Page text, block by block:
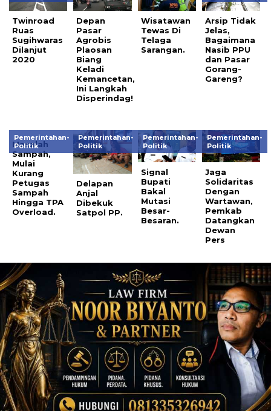
Twinroad
Ruas
Sugihwaras
Dilanjut
2020
Depan
Pasar
Agrobis
Plaosan
Biang
Keladi
Kemancetan,
Ini Langkah
Disperindag!
Wisatawan
Tewas Di
Telaga
Sarangan.
Arsip Tidak
Jelas,
Bagaimana
Nasib PPU
dan Pasar
Gorang-
Gareng?
Pemerintahan-
Politik
Masalah
Sampah,
Mulai
Kurang
Petugas
Sampah
Hingga TPA
Overload.
Pemerintahan-
Politik
Delapan
Anjal
Dibekuk
Satpol PP.
Pemerintahan-
Politik
Signal
Bupati
Bakal
Mutasi
Besar-
Besaran.
Pemerintahan-
Politik
Jaga
Solidaritas
Dengan
Wartawan,
Pemkab
Datangkan
Dewan
Pers